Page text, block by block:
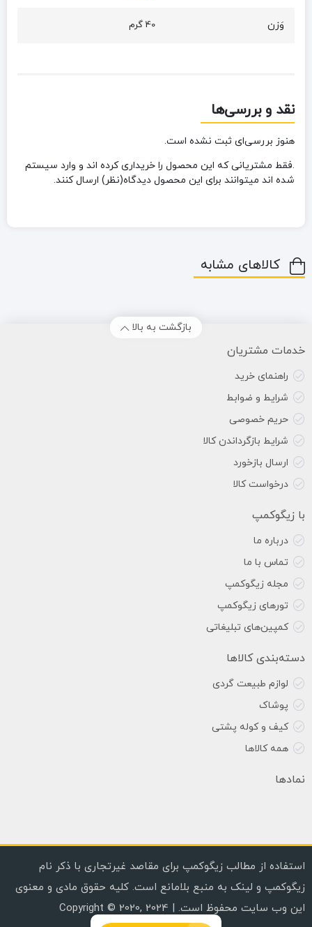
وَزن 40 گرم
نقد و بررسی‌ها
هنوز بررسی‌ای ثبت نشده است.
.فقط مشتریانی که این محصول را خریداری کرده اند و وارد سیستم
شده اند میتوانند برای این محصول دیدگاه(نظر) ارسال کنند.
کالاهای مشابه
بازگشت به بالا
خدمات مشتریان
راهنمای خرید
شرایط و ضوابط
حریم خصوصی
شرایط بازگرداندن کالا
ارسال بازخورد
درخواست کالا
با زیگوکمپ
درباره ما
تماس با ما
مجله زیگوکمپ
تورهای زیگوکمپ
کمپین‌های تبلیغاتی
دسته‌بندی کالاها
لوازم طبیعت گردی
پوشاک
کیف و کوله پشتی
همه کالاها
نمادها
استفاده از مطالب زیگوکمپ برای مقاصد غیرتجاری با ذکر نام
زیگوکمپ و لینک به منبع بلامانع است. کلیه حقوق مادی و معنوی
این وب سایت محفوظ است. | Copyright © 2020, 2024